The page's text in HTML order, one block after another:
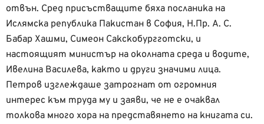
отвън. Сред присъстващите бяха посланика на
Ислямска република Пакистан в София, Н.Пр. А. С.
Бабар Хашми, Симеон Сакскобургготски, и
настоящият министър на околната среда и водите,
Ивелина Василева, както и други значими лица.
Петров изглеждаше затрогнат от огромния
интерес към труда му и заяви, че не е очаквал
толкова много хора на представянето на книгата си.